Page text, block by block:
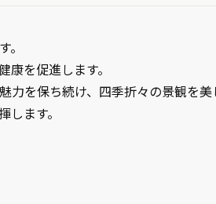
を促進します。
を保ち続け、四季折々の景観を
ます。